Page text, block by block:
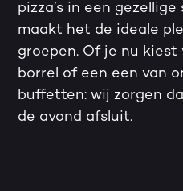
pizza’s in een
maakt het de ideale
groepen. Of je nu kiest
borrel of een een van
buffetten: wij zorgen
de avond afsluit.